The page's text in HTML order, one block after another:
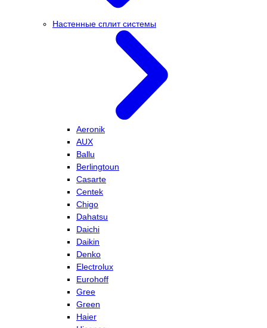
Настенные сплит системы
Aeronik
AUX
Ballu
Berlingtoun
Casarte
Centek
Chigo
Dahatsu
Daichi
Daikin
Denko
Electrolux
Eurohoff
Gree
Green
Haier